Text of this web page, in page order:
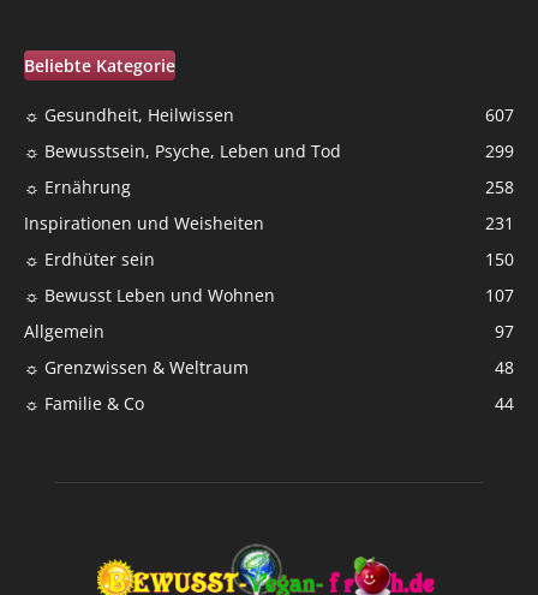
Beliebte Kategorie
☼ Gesundheit, Heilwissen
607
☼ Bewusstsein, Psyche, Leben und Tod
299
☼ Ernährung
258
Inspirationen und Weisheiten
231
☼ Erdhüter sein
150
☼ Bewusst Leben und Wohnen
107
Allgemein
97
☼ Grenzwissen & Weltraum
48
☼ Familie & Co
44